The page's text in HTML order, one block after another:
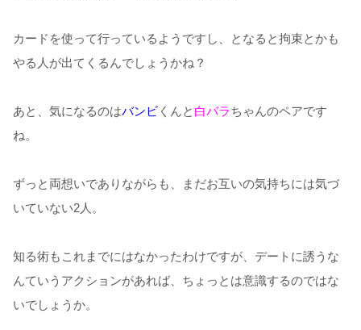
カードを使って行っているようですし、となると拘束とかも
やる人が出てくるんでしょうかね？
あと、気になるのはバンビ くんと 白バラちゃんのペアです
ね。
ずっと両想いでありながらも、まだお互いの気持ちには気づ
いていない2人。
知る術もこれまでにはなかったわけですが、デートに誘うな
んていうアクションがあれば、ちょっとは意識するのではな
いでしょうか。